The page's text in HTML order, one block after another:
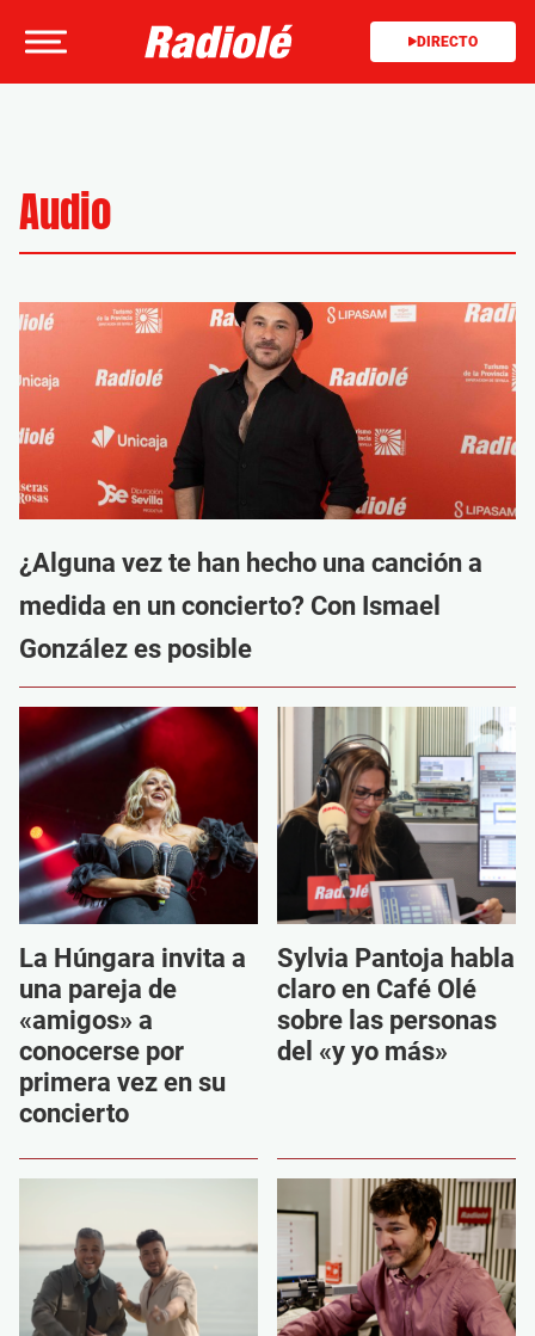
DIRECTO
Audio
¿Alguna vez te han hecho una canción a
medida en un concierto? Con Ismael
González es posible
La Húngara invita a
una pareja de
«amigos» a
conocerse por
primera vez en su
concierto
Sylvia Pantoja habla
claro en Café Olé
sobre las personas
del «y yo más»